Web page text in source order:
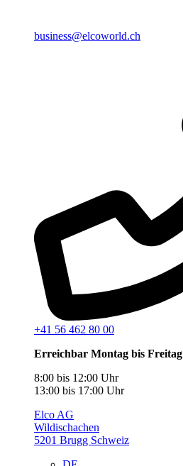
business@elcoworld.ch
+41 56 462 80 00
Erreichbar Montag bis Freitag
8:00 bis 12:00 Uhr
13:00 bis 17:00 Uhr
Elco AG
Wildischachen
5201 Brugg Schweiz